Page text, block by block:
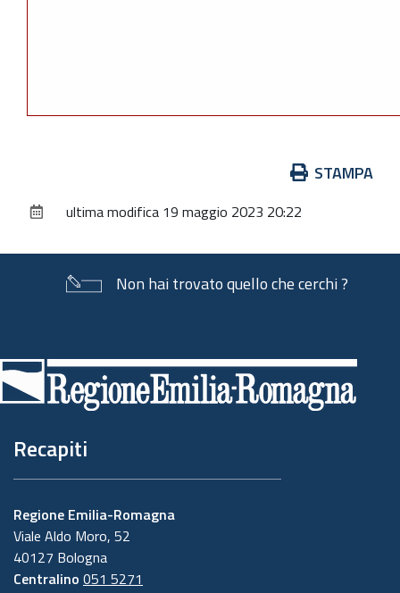
documento
STAMPA
ultima modifica 19 maggio 2023 20:22
Non hai trovato quello che cerchi ?
di
pagina
Recapiti
Regione Emilia-Romagna
Viale Aldo Moro, 52
40127 Bologna
Centralino 051 5271